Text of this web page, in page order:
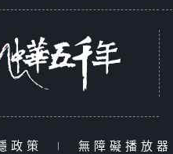
政策 | 無障礙播放器